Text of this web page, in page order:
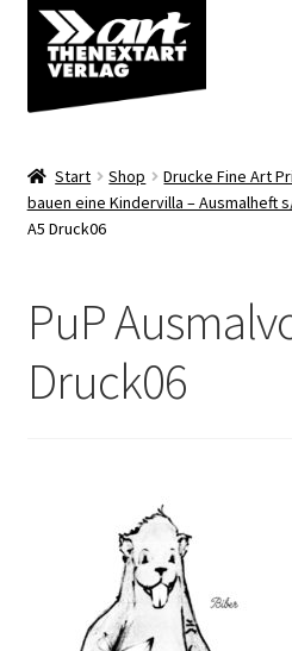
Zur
Navigation
springen
Zum
Inhalt
springen
Shop
Start Shop Drucke Fine Art
bauen eine Kindervilla – Ausmalheft
A5 Druck06
PuP
Druck06